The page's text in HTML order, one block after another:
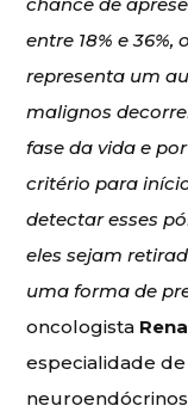
entre 18% e
representa um
malignos
fase da vida e
critério para
detectar esses
eles sejam
uma forma de
oncologista
especialidade